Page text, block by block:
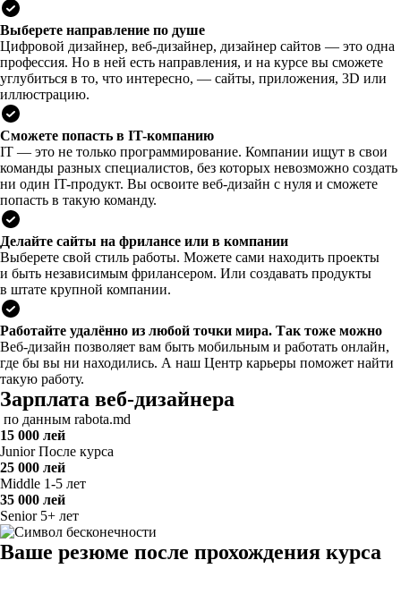
Выберете направление по душе
Цифровой дизайнер, веб-дизайнер, дизайнер сайтов — это одна
профессия. Но в ней есть направления, и на курсе вы сможете
углубиться в то, что интересно, — сайты, приложения, 3D или
иллюстрацию.
Сможете попасть в IT-компанию
IT — это не только программирование. Компании ищут в свои
команды разных специалистов, без которых невозможно создать
ни один IT-продукт. Вы освоите веб-дизайн с нуля и сможете
попасть в такую команду.
Делайте сайты на фрилансе или в компании
Выберете свой стиль работы. Можете сами находить проекты
и быть независимым фрилансером. Или создавать продукты
в штате крупной компании.
Работайте удалённо из любой точки мира. Так тоже можно
Веб-дизайн позволяет вам быть мобильным и работать онлайн,
где бы вы ни находились. А наш Центр карьеры поможет найти
такую работу.
Зарплата веб-дизайнера
по данным rabota.md
15 000 лей
JuniorПосле курса
25 000 лей
Middle 1-5 лет
35 000 лей
Senior 5+ лет
Ваше резюме после прохождения курса